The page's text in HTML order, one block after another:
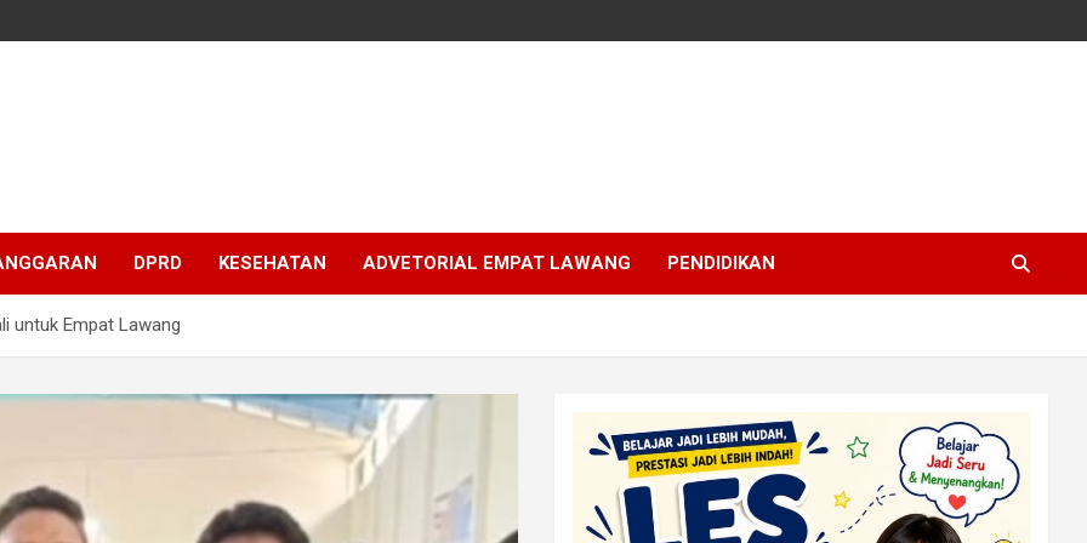
DPRD KESEHATAN ADVETORIAL EMPAT LAWANG PENDIDIKAN
untuk Empat Lawang